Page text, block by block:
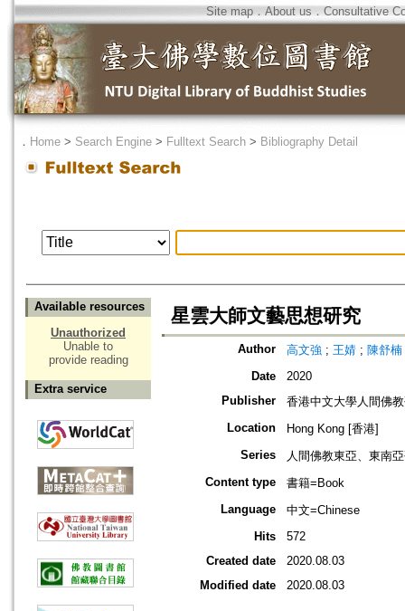
Site map．About us ． Consultative
． Home > Search Engine > Fulltext Search > Bibliography Detail
Available resources
Unauthorized
Unable to
provide reading
Extra service
星雲大師文藝思想研究
Author 高文強 ; 王婧 ; 陳舒楠
Date
2020
Publisher
香港中文大學人間佛
Location
Hong Kong [香港]
Series
人間佛教東亞、東南
Content type
書籍=Book
Language
中文=Chinese
Hits
572
Created date
2020.08.03
Modified date
2020.08.03